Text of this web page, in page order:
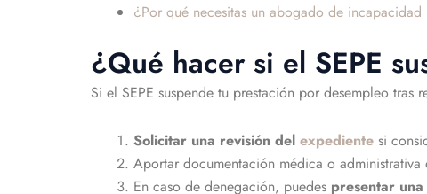
¿Por qué necesitas un abogado de
¿Qué hacer si el SEPE
Si el SEPE suspende tu prestación por desempleo
Solicitar una revisión del expediente si
Aportar documentación médica o
En caso de denegación, puedes presentar